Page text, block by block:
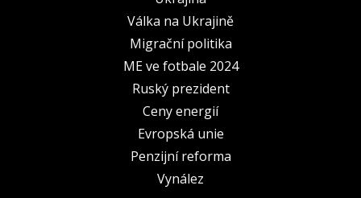
Válka na Ukrajině
Migrační politika
ME ve fotbale 2024
Ruský prezident
Ceny energií
Evropská unie
Penzijní reforma
Vynález